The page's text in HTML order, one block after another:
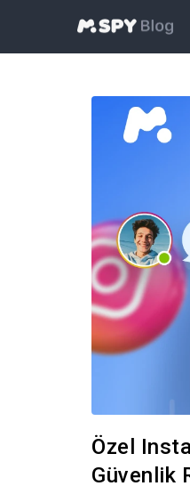
Özel
Güvenlik